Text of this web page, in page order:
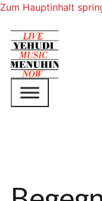
Zum Hauptinhalt